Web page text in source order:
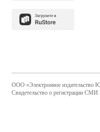
ООО «Электронное издательство
Свидетельство о регистрации СМИ